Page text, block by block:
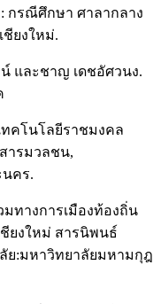
กรณีศึกษา ศาลากลาง
ชียงใหม่.
และชาญ เดชอัศวนง.
ทคโนโลยีราชมงคล
ารมวลชน,
นคร.
ทางการเมืองท้องถิ่น
ยงใหม่ สารนิพนธ์
:มหาวิทยาลัยมหามกุฎ